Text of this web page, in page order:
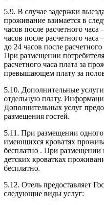
5.9. В случае задержки
проживание взимается в
часов после расчетного
часов после расчетного
до 24 часов после
При размещении
расчетного часа плата за
превышающем плату за
5.10. Дополнительные
отдельную плату.
Дополнительных услуг
размещения гостей.
5.11. При размещении
имеющихся кроватях
бесплатно . При размещении
детских кроватках
бесплатно.
5.12. Отель предоставляет
следующие виды услуг: